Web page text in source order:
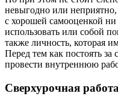
невыгодно или неприятно,
с хорошей самооценкой ни
использовать или собой
также личность, которая
Перед тем как постоять за
провести внутреннюю
Сверхурочная работа